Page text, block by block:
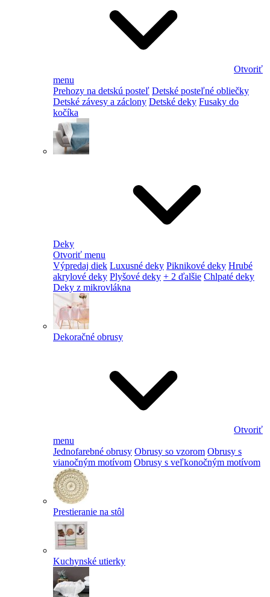
Otvoriť
menu
Prehozy na detskú posteľ Detské posteľné obliečky
Detské závesy a záclony Detské deky Fusaky do
kočíka
Deky
Otvoriť menu
Výpredaj diek Luxusné deky Piknikové deky Hrubé
akrylové deky Plyšové deky + 2 ďalšie Chlpaté deky
Deky z mikrovlákna
Dekoračné obrusy
Otvoriť
menu
Jednofarebné obrusy Obrusy so vzorom Obrusy s
vianočným motívom Obrusy s veľkonočným motívom
Prestieranie na stôl
Kuchynské utierky